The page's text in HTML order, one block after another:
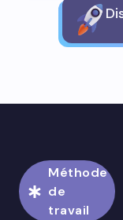
Méthode
de
travail